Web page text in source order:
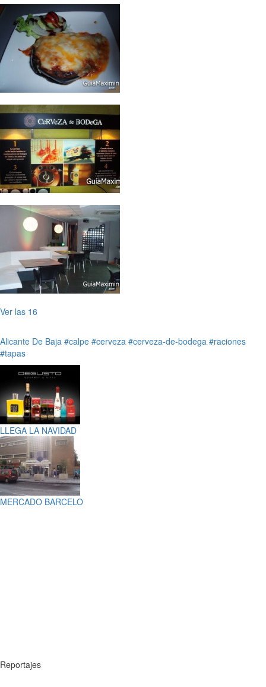
Ver las 16
Alicante De Baja #calpe #cerveza #cerveza-de-bodega #raciones
#tapas
LLEGA LA NAVIDAD
MERCADO BARCELO
Reportajes